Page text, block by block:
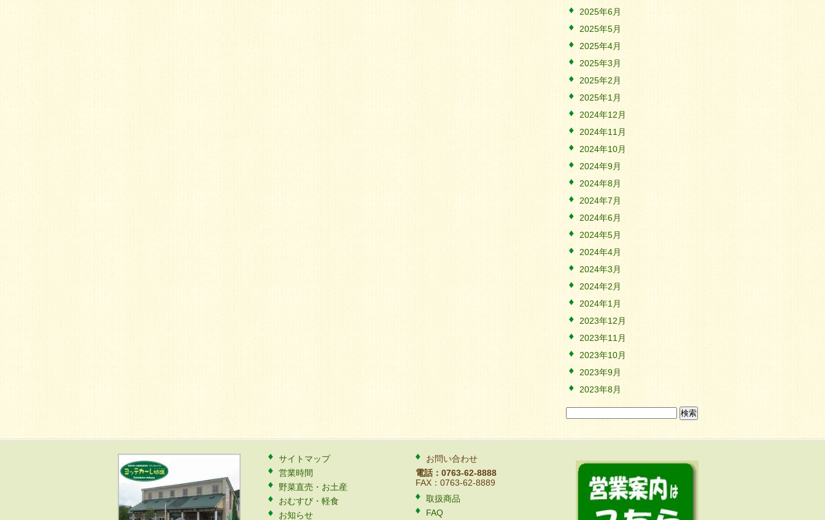
2025年6月
2025年5月
2025年4月
2025年3月
2025年2月
2025年1月
2024年12月
2024年11月
2024年10月
2024年9月
2024年8月
2024年7月
2024年6月
2024年5月
2024年4月
2024年3月
2024年2月
2024年1月
2023年12月
2023年11月
2023年10月
2023年9月
2023年8月
検
索:
サイトマップ
営業時間
野菜直売・お土産
おむすび・軽食
お知らせ
お問い合わせ
電話：0763-62-8888
FAX：0763-62-8889
取扱商品
FAQ